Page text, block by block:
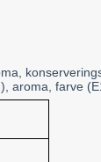
aroma, farve